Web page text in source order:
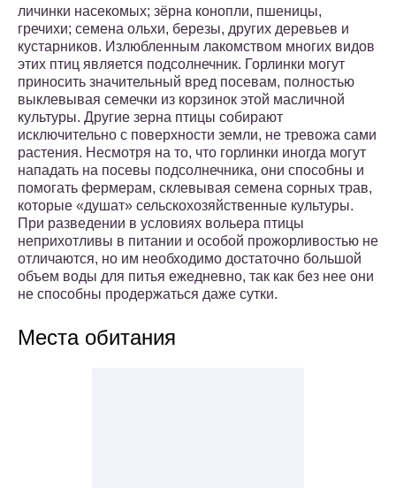
личинки насекомых; зёрна конопли, пшеницы,
гречихи; семена ольхи, березы, других деревьев и
кустарников. Излюбленным лакомством многих видов
этих птиц является подсолнечник. Горлинки могут
приносить значительный вред посевам, полностью
выклевывая семечки из корзинок этой масличной
культуры. Другие зерна птицы собирают
исключительно с поверхности земли, не тревожа сами
растения. Несмотря на то, что горлинки иногда могут
нападать на посевы подсолнечника, они способны и
помогать фермерам, склевывая семена сорных трав,
которые «душат» сельскохозяйственные культуры.
При разведении в условиях вольера птицы
неприхотливы в питании и особой прожорливостью не
отличаются, но им необходимо достаточно большой
объем воды для питья ежедневно, так как без нее они
не способны продержаться даже сутки.
Места обитания